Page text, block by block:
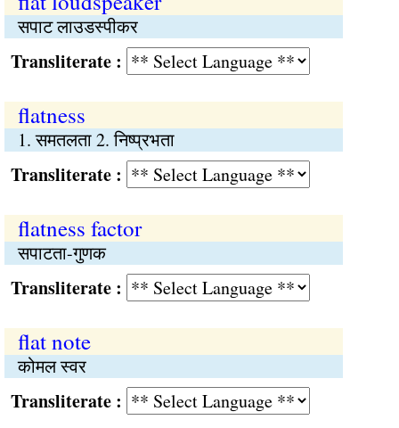
सपाट लाउडस्पीकर
:
flatness
1. समतलता 2. निष्प्रभता
:
flatness factor
सपाटता-गुणक
:
flat note
कोमल स्वर
: